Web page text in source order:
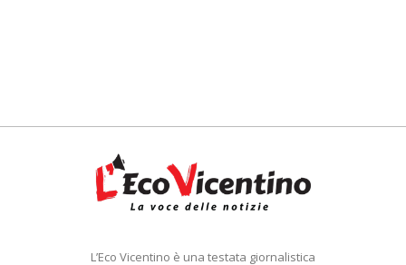
L’Eco Vicentino è una testata giornalistica